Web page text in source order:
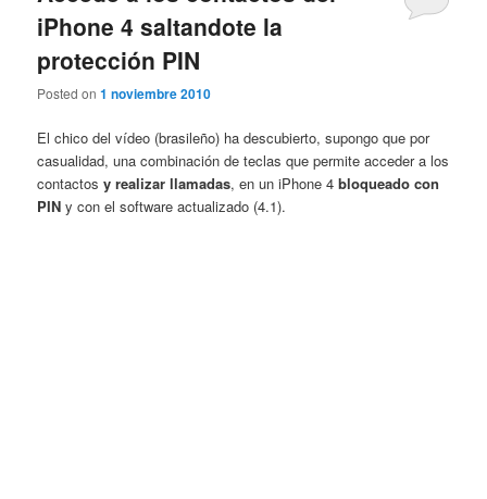
iPhone 4 saltandote la
protección PIN
Posted on1 noviembre 2010
El chico del vídeo (brasileño) ha descubierto, supongo que por
casualidad, una combinación de teclas que permite acceder a los
contactos y realizar llamadas, en un iPhone 4bloqueado con
PIN y con el software actualizado (4.1).